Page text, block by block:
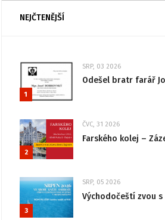
NEJČTENĚJŠÍ
1
SRP, 03 2026
Odešel bratr farář
2
ČVC, 31 2026
Farského kolej –
3
SRP, 05 2026
Východočeští zvou